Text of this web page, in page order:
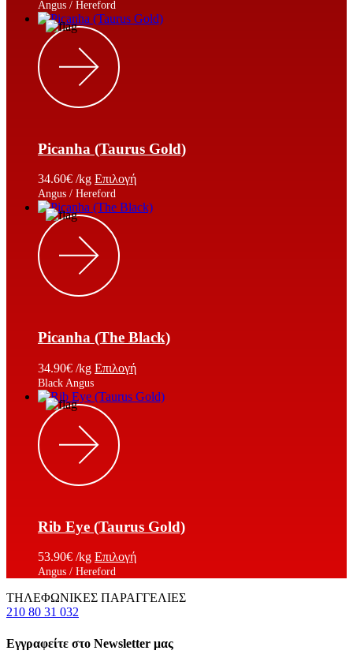
Angus / Hereford
Picanha (Taurus Gold)
34.60€ /kg Επιλογή
Angus / Hereford
Picanha (The Black)
34.90€ /kg Επιλογή
Black Angus
Rib Eye (Taurus Gold)
53.90€ /kg Επιλογή
Angus / Hereford
ΤΗΛΕΦΩΝΙΚΕΣ ΠΑΡΑΓΓΕΛΙΕΣ
210 80 31 032
Εγγραφείτε στο Newsletter μας